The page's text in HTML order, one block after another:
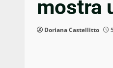
mostra
Doriana Castellitto